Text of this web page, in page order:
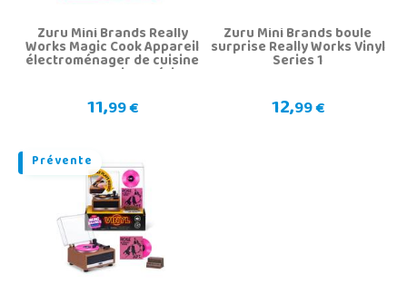
Zuru Mini Brands Really
Works Magic Cook Appareil
électroménager de cuisine
avec accessoires série 1
11,99 €
Zuru Mini Brands boule
surprise Really Works Vinyl
Series 1
12,99 €
Prévente